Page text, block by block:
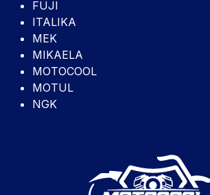
FUJI
ITALIKA
MEK
MIKAELA
MOTOCOOL
MOTUL
NGK